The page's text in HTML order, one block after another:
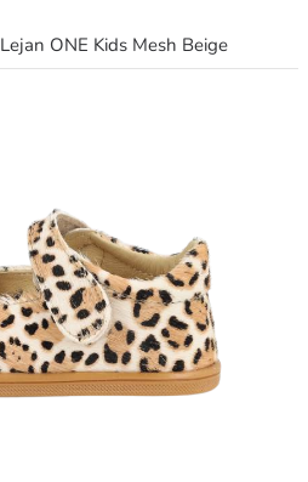
Lejan ONE Kids Mesh Beige